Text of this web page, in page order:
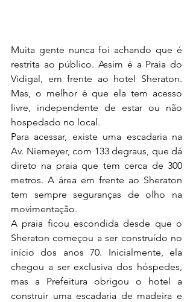
Muita gente nunca foi achando que é
restrita ao público. Assim é a Praia do
Vidigal, em frente ao hotel Sheraton.
Mas, o melhor é que ela tem acesso
livre, independente de estar ou não
hospedado no local.
Para acessar, existe uma escadaria na
Av. Niemeyer, com 133 degraus, que dá
direto na praia que tem cerca de 300
metros. A área em frente ao Sheraton
tem sempre seguranças de olho na
movimentação.
A praia ficou escondida desde que o
Sheraton começou a ser construído no
início dos anos 70. Inicialmente, ela
chegou a ser exclusiva dos hóspedes,
mas a Prefeitura obrigou o hotel a
construir uma escadaria de madeira e